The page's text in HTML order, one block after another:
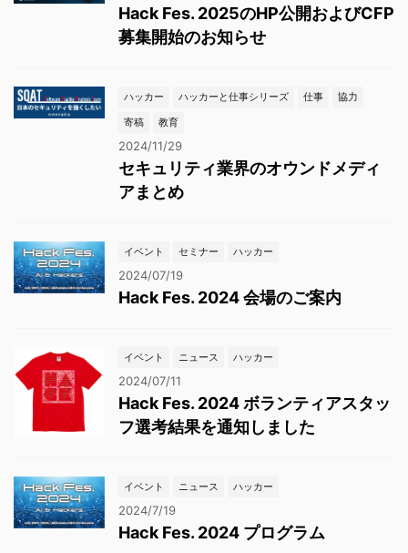
Hack Fes. 2025のHP公開およびCFP
募集開始のお知らせ
ハッカー ハッカーと仕事シリーズ 仕事
協力
寄稿
教育
2024/11/29
セキュリティ業界のオウンドメディ
アまとめ
イベント セミナー ハッカー
2024/07/19
Hack Fes. 2024 会場のご案内
イベント ニュース ハッカー
2024/07/11
Hack Fes. 2024 ボランティアスタッ
フ選考結果を通知しました
イベント ニュース ハッカー
2024/7/19
Hack Fes. 2024 プログラム